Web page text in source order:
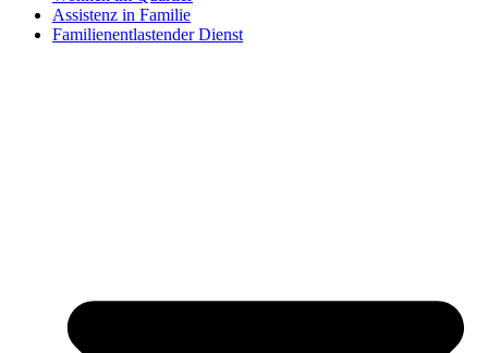
Assistenz in Familie
Familienentlastender Dienst